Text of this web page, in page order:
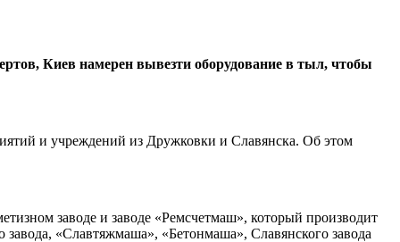
Киев намерен вывезти оборудование в тыл, чтобы
и учреждений из Дружковки и Славянска. Об этом
заводе и заводе «Ремсчетмаш», который производит
«Славтяжмаша», «Бетонмаша», Славянского завода